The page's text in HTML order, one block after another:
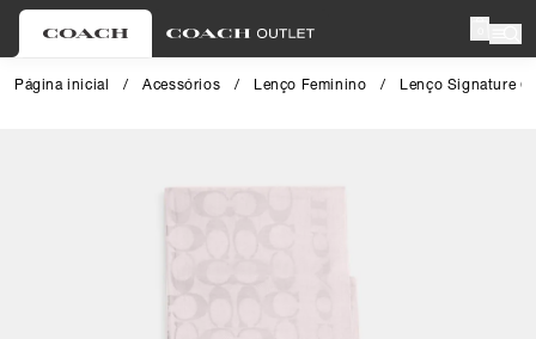
Página inicial / Acessórios / Lenço Feminino / Lenço Signature C